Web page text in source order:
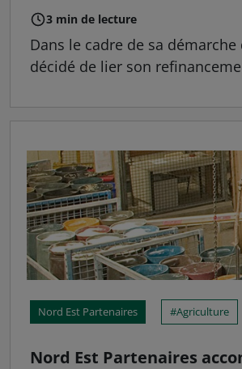
3 min de lecture
Dans le cadre de sa
décidé de lier son
Nord Est Partenaires Agriculture
Nord Est Partenaires